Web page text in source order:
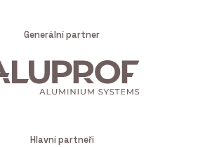
Generální partner
Hlavní partneři